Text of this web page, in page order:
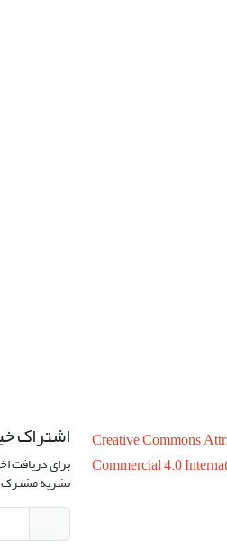
Creative Commons
Commercial 4.0
اشتراک
برای دریافت
نشریه